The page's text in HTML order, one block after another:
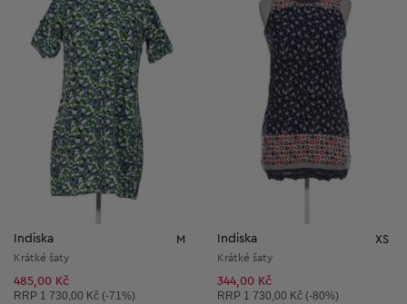
Indiska M
Krátké šaty
485,00 Kč
Doporučená cena:
RRP 1 730,00 Kč (-71%)
Indiska XS
Krátké šaty
344,00 Kč
Doporučená cena:
RRP 1 730,00 Kč (-80%)